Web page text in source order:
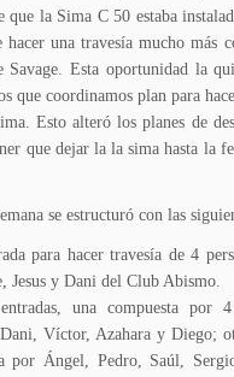
que la Sima C 50 estaba
una travesía mucho más
Esta oportunidad la
que coordinamos plan para
Esto alteró los planes de
que dejar la la sima hasta la
se estructuró con las
para hacer travesía de 4
Jesus y Dani del Club Abismo.
una compuesta por
Víctor, Azahara y Diego;
por Ángel, Pedro, Saúl,